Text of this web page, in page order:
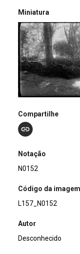
Miniatura
Compartilhe
Notação
N0152
Código da imagem
L157_N0152
Autor
Desconhecido